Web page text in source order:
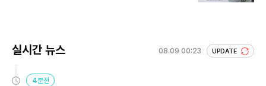
실시간 뉴스 08.09 00:23 UPDATE
4분전